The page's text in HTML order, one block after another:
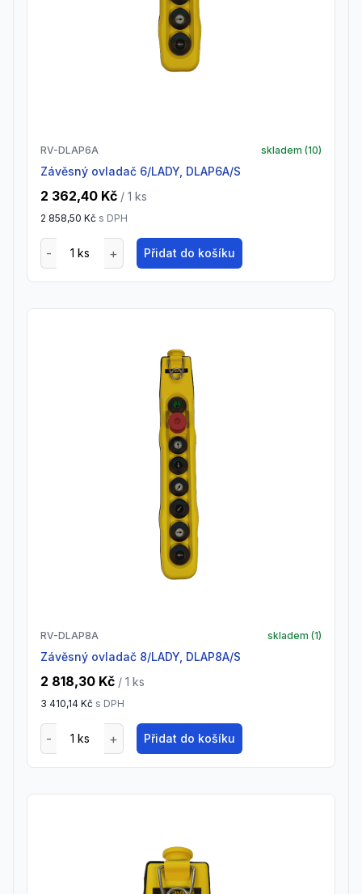
RV-DLAP6A skladem (10)
závěsný ovladač 6/LADY, DLAP6A/S
2 362,40 Kč / 1 ks
2 858,50 Kč s DPH
Přidat do košíku
RV-DLAP8A skladem (1)
závěsný ovladač 8/LADY, DLAP8A/S
2 818,30 Kč / 1 ks
3 410,14 Kč s DPH
Přidat do košíku